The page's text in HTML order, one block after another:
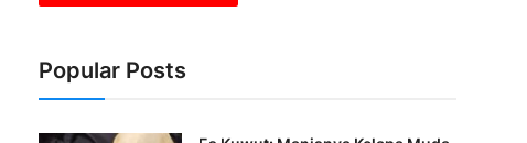
Popular Posts